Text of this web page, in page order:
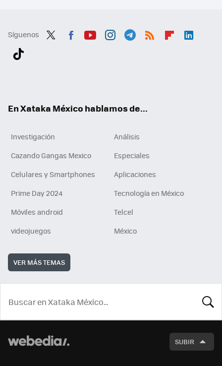
Síguenos
En Xataka México hablamos de...
Investigación
Análisis
Cazando Gangas Mexico
Especiales
Celulares y Smartphones
Aplicaciones
Prime Day 2024
Tecnología en México
Móviles android
Telcel
videojuegos
México
VER MÁS TEMAS
SUBIR